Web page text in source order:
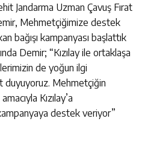
Jandarma Uzman Çavuş Fırat
Mehmetçiğimize destek
bağışı kampanyası başlattık
Demir; “Kızılay ile ortaklaşa
de yoğun ilgi
Mehmetçiğin
Kızılay’a
destek veriyor”